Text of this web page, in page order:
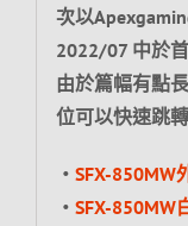
次以
2022/07 中於
由於篇幅有點
位可以快速跳
‧ SFX-850MW
‧ SFX-850MW